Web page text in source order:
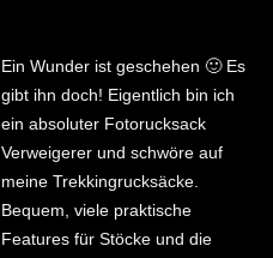
Ein Wunder ist geschehen 🙂 Es
gibt ihn doch! Eigentlich bin ich
ein absoluter Fotorucksack
Verweigerer und schwöre auf
meine Trekkingrucksäcke.
Bequem, viele praktische
Features für Stöcke und die